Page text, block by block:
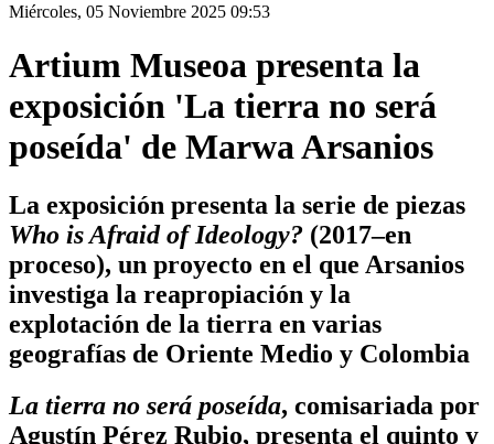
Miércoles, 05 Noviembre 2025 09:53
Artium Museoa presenta la
exposición 'La tierra no será
poseída' de Marwa Arsanios
La exposición presenta la serie de piezas
Who is Afraid of Ideology? (2017–en
proceso), un proyecto en el que Arsanios
investiga la reapropiación y la
explotación de la tierra en varias
geografías de Oriente Medio y Colombia
La tierra no será poseída, comisariada por
Agustín Pérez Rubio, presenta el quinto y